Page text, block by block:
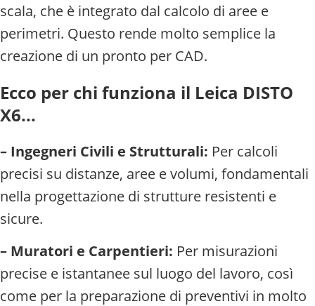
scala, che è integrato dal calcolo di aree e
perimetri. Questo rende molto semplice la
creazione di un pronto per CAD.
Ecco per chi funziona il Leica DISTO
X6...
– Ingegneri Civili e Strutturali: Per calcoli
precisi su distanze, aree e volumi, fondamentali
nella progettazione di strutture resistenti e
sicure.
– Muratori e Carpentieri: Per misurazioni
precise e istantanee sul luogo del lavoro, così
come per la preparazione di preventivi in molto